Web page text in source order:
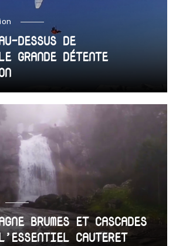
DESSUS DE
GRANDE DÉTENTE
BRUMES ET CASCADES
CAUTERET